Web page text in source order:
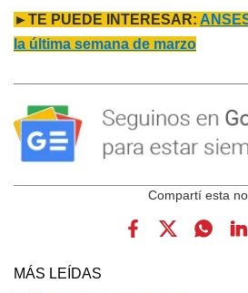
►TE PUEDE INTERESAR:
la última semana de marzo
MÁS LEÍDAS